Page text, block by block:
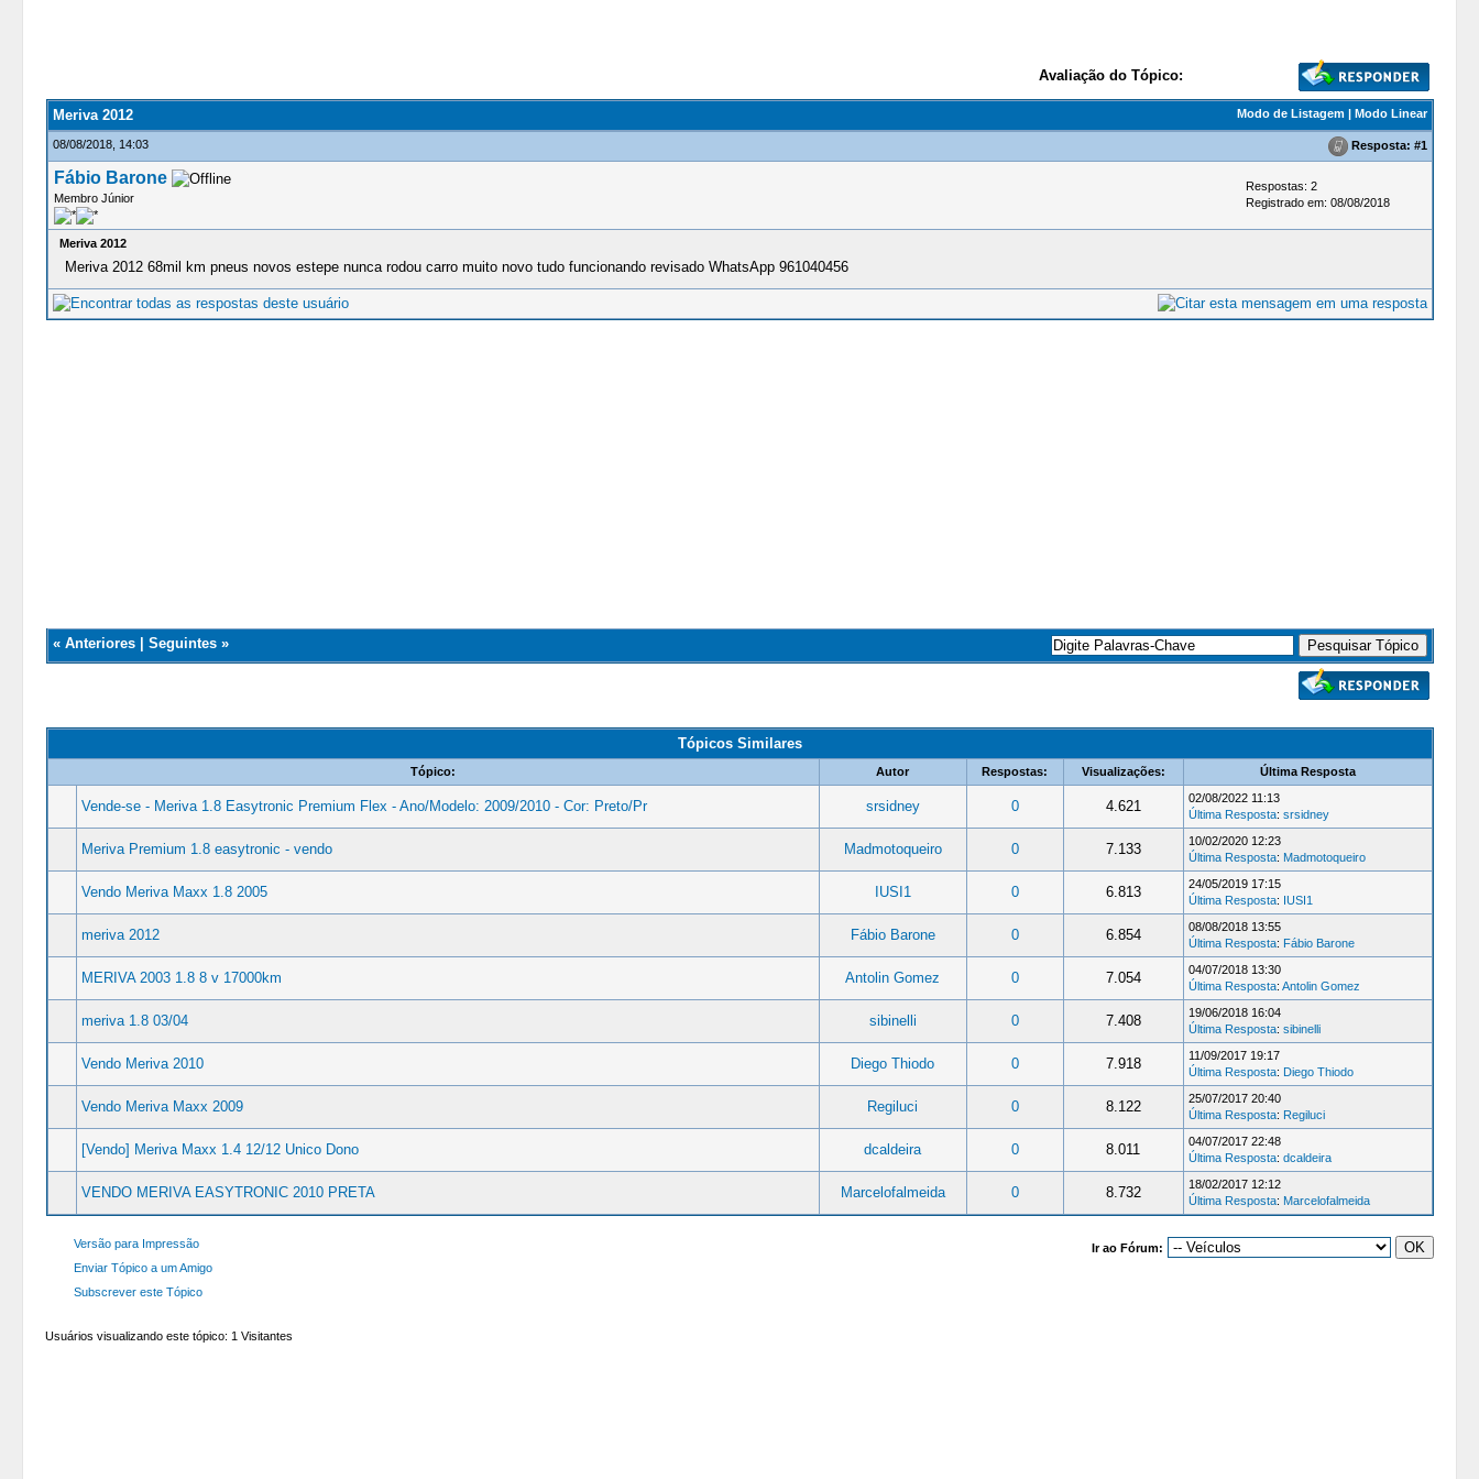
Avaliação do Tópico:
Modo de Listagem | Modo Linear
Meriva 2012
08/08/2018, 14:03 Resposta: #1
Fábio Barone
Membro Júnior
Respostas: 2
Registrado em: 08/08/2018
Meriva 2012
Meriva 2012 68mil km pneus novos estepe nunca rodou carro muito novo tudo funcionando revisado WhatsApp 961040456
« Anteriores| Seguintes»
Tópicos Similares
Tópico: Autor Respostas: Visualizações: Última Resposta
Vende-se - Meriva 1.8 Easytronic Premium Flex - Ano/Modelo: 2009/2010 - Cor: Preto/Pr srsidney 0 4.621
02/08/2022 11:13
Última Resposta: srsidney
Meriva Premium 1.8 easytronic - vendo Madmotoqueiro 0 7.133
10/02/2020 12:23
Última Resposta: Madmotoqueiro
Vendo Meriva Maxx 1.8 2005 IUSI1 0 6.813
24/05/2019 17:15
Última Resposta: IUSI1
meriva 2012 Fábio Barone 0 6.854
08/08/2018 13:55
Última Resposta: Fábio Barone
MERIVA 2003 1.8 8 v 17000km Antolin Gomez 0 7.054
04/07/2018 13:30
Última Resposta: Antolin Gomez
meriva 1.8 03/04 sibinelli 0 7.408
19/06/2018 16:04
Última Resposta: sibinelli
Vendo Meriva 2010 Diego Thiodo 0 7.918
11/09/2017 19:17
Última Resposta: Diego Thiodo
Vendo Meriva Maxx 2009 Regiluci 0 8.122
25/07/2017 20:40
Última Resposta: Regiluci
[Vendo] Meriva Maxx 1.4 12/12 Unico Dono dcaldeira 0 8.011
04/07/2017 22:48
Última Resposta: dcaldeira
VENDO MERIVA EASYTRONIC 2010 PRETA Marcelofalmeida 0 8.732
18/02/2017 12:12
Última Resposta: Marcelofalmeida
Versão para Impressão
Enviar Tópico a um Amigo
Subscrever este Tópico
Ir ao Fórum:
Usuários visualizando este tópico: 1 Visitantes